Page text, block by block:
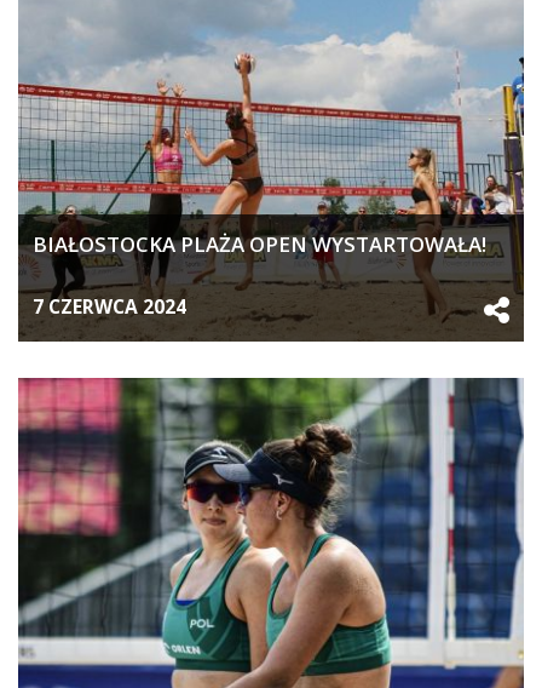
BIAŁOSTOCKA PLAŻA OPEN WYSTARTOWAŁA!
7 CZERWCA 2024